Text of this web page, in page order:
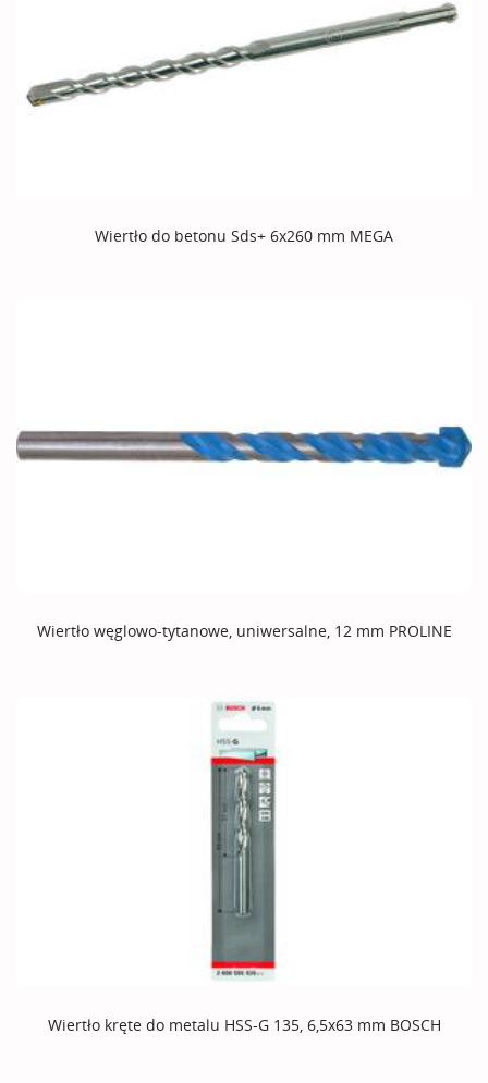
Wiertło do betonu Sds+ 6x260 mm MEGA
Wiertło węglowo-tytanowe, uniwersalne, 12 mm PROLINE
Wiertło kręte do metalu HSS-G 135, 6,5x63 mm BOSCH